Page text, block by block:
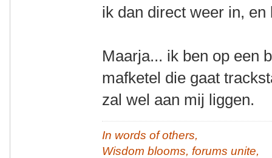
ik dan direct weer in,
Maarja... ik ben op een
mafketel die gaat
zal wel aan mij liggen.
In words of others,
Wisdom blooms, forums unite,